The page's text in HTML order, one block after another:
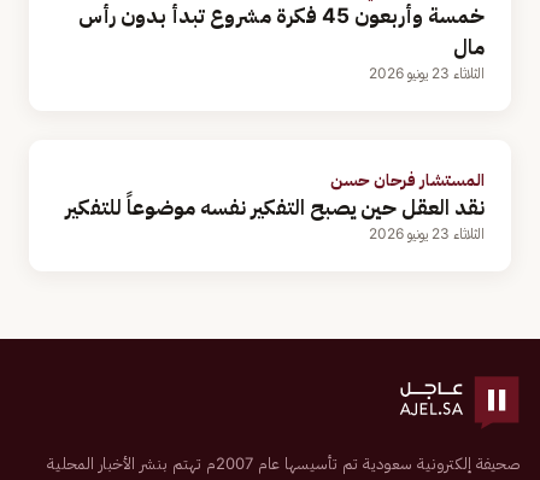
خمسة وأربعون 45 فكرة مشروع تبدأ بدون رأس
مال
الثلاثاء 23 يونيو 2026
المستشار فرحان حسن
نقد العقل حين يصبح التفكير نفسه موضوعاً للتفكير
الثلاثاء 23 يونيو 2026
صحيفة إلكترونية سعودية تم تأسيسها عام 2007م تهتم بنشر الأخبار المحلية